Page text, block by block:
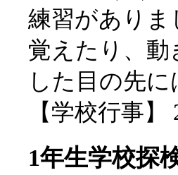
練習がありま
覚えたり、
した目の先
【学校行事】
1年生学校探